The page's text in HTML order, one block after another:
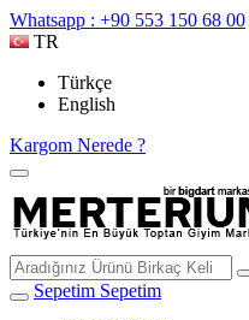
Whatsapp : +90 553 150 68 00
TR
Türkçe
English
Kargom Nerede ?
Sepetim Sepetim